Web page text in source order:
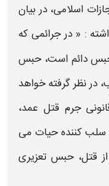
قانون مجازات اسلامی، در بیان
: « در جرائمی که
حبس دائم است، حبس
در نظر گرفته خواهد
ی جرم قتل عمد،
سلب کننده حیات می
قتل، حبس تعزیری